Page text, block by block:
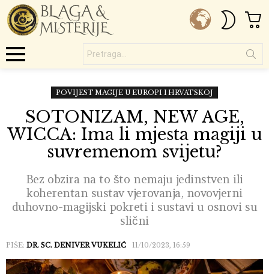
SKIN
POVIJEST MAGIJE U EUROPI I HRVATSKOJ
SOTONIZAM, NEW AGE,
WICCA: Ima li mjesta magiji u
suvremenom svijetu?
Bez obzira na to što nemaju jedinstven ili
koherentan sustav vjerovanja, novovjerni
duhovno-magijski pokreti i sustavi u osnovi su
slični
PIŠE: DR. SC. DENIVER VUKELIĆ 11/10/2023, 16:59